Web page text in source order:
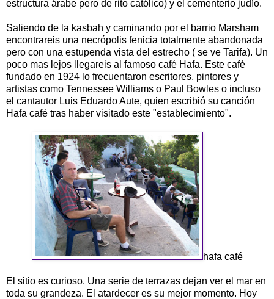
estructura árabe pero de rito católico) y el cementerio judío.
Saliendo de la kasbah y caminando por el barrio Marsham
encontrareis una necrópolis fenicia totalmente abandonada
pero con una estupenda vista del estrecho ( se ve Tarifa). Un
poco mas lejos llegareis al famoso café Hafa. Este café
fundado en 1924 lo frecuentaron escritores, pintores y
artistas como Tennessee Williams o Paul Bowles o incluso
el cantautor Luis Eduardo Aute, quien escribió su canción
Hafa café tras haber visitado este "establecimiento".
hafa café
El sitio es curioso. Una serie de terrazas dejan ver el mar en
toda su grandeza. El atardecer es su mejor momento. Hoy